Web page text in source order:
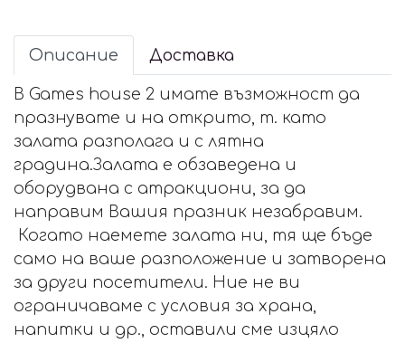
Описание Доставка
В Games house 2 имате възможност да
празнувате и на открито, т. като
залата разполага и с лятна
градина.Залата е обзаведена и
оборудвана с атракциони, за да
направим Вашия празник незабравим.
Когато наемете залата ни, тя ще бъде
само на ваше разположение и затворена
за други посетители. Ние не ви
ограничаваме с условия за храна,
напитки и др., оставили сме изцяло